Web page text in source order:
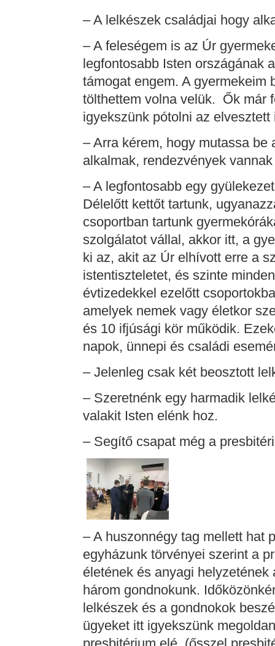
– A lelkészek családjai hogy
– A feleségem is az Úr
legfontosabb Isten országának
támogat engem. A gyermekeim
tölthettem volna velük. Ők már
igyekszünk pótolni az elvesztett
– Arra kérem, hogy mutassa
alkalmak, rendezvények
– A legfontosabb egy
Délelőtt kettőt tartunk,
csoportban tartunk
szolgálatot vállal, akkor itt, a
ki az, akit az Úr elhívott erre a
istentiszteletet, és szinte
évtizedekkel ezelőtt
amelyek nemek vagy életkor
és 10 ifjúsági kör működik.
napok, ünnepi és családi
– Jelenleg csak két beosztott
– Szeretnénk egy harmadik
valakit Isten elénk hoz.
– Segítő csapat még a
– A huszonnégy tag mellett hat
egyházunk törvényei szerint a
életének és anyagi
három gondnokunk.
lelkészek és a gondnokok
ügyeket itt igyekszünk